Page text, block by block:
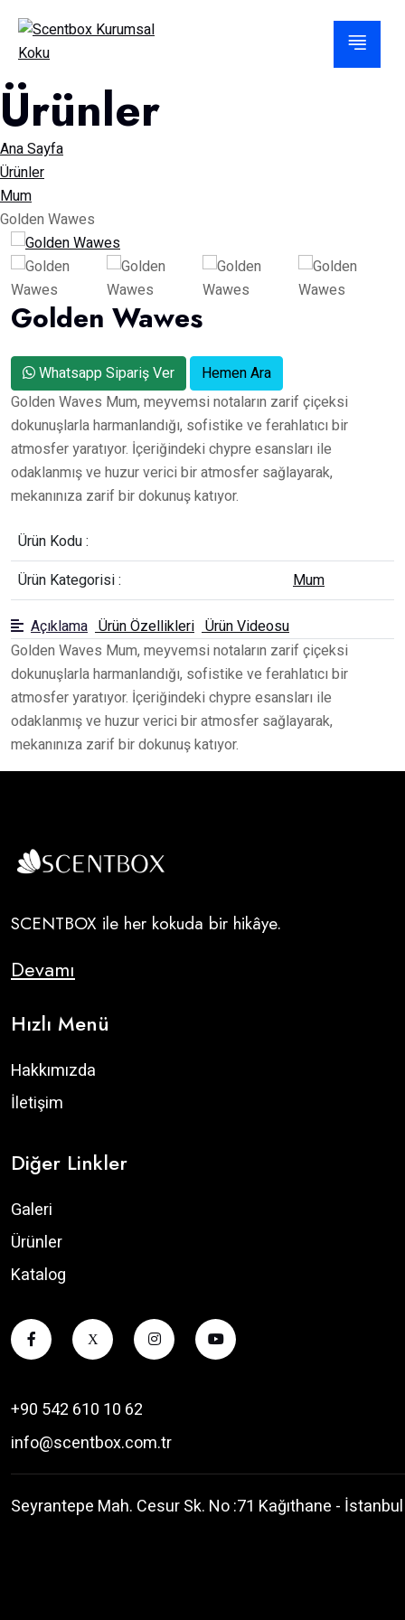
Ürünler
Ana Sayfa
Ürünler
Mum
Golden Wawes
Golden Wawes
Whatsapp Sipariş Ver
Hemen Ara
Golden Waves Mum, meyvemsi notaların zarif çiçeksi
dokunuşlarla harmanlandığı, sofistike ve ferahlatıcı bir
atmosfer yaratıyor. İçeriğindeki chypre esansları ile
odaklanmış ve huzur verici bir atmosfer sağlayarak,
mekanınıza zarif bir dokunuş katıyor.
Ürün Kodu :
Ürün Kategorisi :
Mum
Açıklama Ürün Özellikleri Ürün Videosu
Golden Waves Mum, meyvemsi notaların zarif çiçeksi
dokunuşlarla harmanlandığı, sofistike ve ferahlatıcı bir
atmosfer yaratıyor. İçeriğindeki chypre esansları ile
odaklanmış ve huzur verici bir atmosfer sağlayarak,
mekanınıza zarif bir dokunuş katıyor.
SCENTBOX ile her kokuda bir hikâye.
Devamı
Hızlı Menü
Hakkımızda
İletişim
Diğer Linkler
Galeri
Ürünler
Katalog
X
+90 542 610 10 62
info@scentbox.com.tr
Seyrantepe Mah. Cesur Sk. No :71 Kağıthane - İstanbul